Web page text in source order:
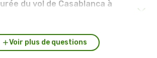
du vol de Casablanca à
Voir plus de questions